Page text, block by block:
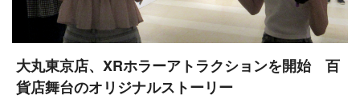
大丸東京店、XRホラーアトラクションを開始 百
貨店舞台のオリジナルストーリー